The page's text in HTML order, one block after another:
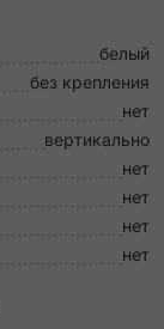
белый
без крепления
нет
вертикально
нет
нет
нет
нет